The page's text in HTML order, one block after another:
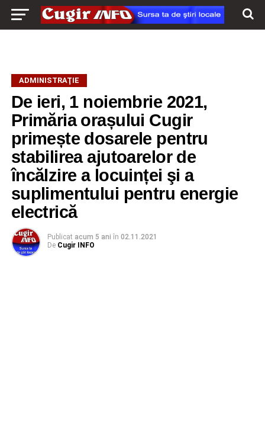
ADMINISTRAŢIE
De ieri, 1 noiembrie 2021,
Primăria orașului Cugir
primește dosarele pentru
stabilirea ajutoarelor de
încălzire a locuinței şi a
suplimentului pentru energie
electrică
Publicat acum 5 ani în 02.11.2021
De Cugir INFO